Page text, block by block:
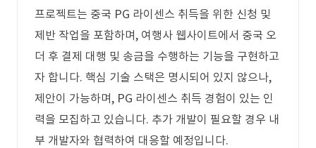
프로젝트는 중국 PG 라이센스 취득을 위한 신청 및
제반 작업을 포함하며, 여행사 웹사이트에서 중국 오
더 후 결제 대행 및 송금을 수행하는 기능을 구현하고
자 합니다. 핵심 기술 스택은 명시되어 있지 않으나,
제안이 가능하며, PG 라이센스 취득 경험이 있는 인
력을 모집하고 있습니다. 추가 개발이 필요할 경우 내
부 개발자와 협력하여 대응할 예정입니다.